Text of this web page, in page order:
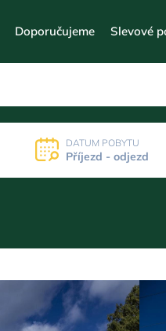
Doporučujeme Slevové
DATUM POBYTU
Příjezd - odjezd